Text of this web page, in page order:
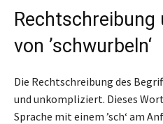
Rechtschreibung
von ’schwurbeln‘
Die Rechtschreibung des
und unkompliziert. Dieses
Sprache mit einem ’sch‘ am